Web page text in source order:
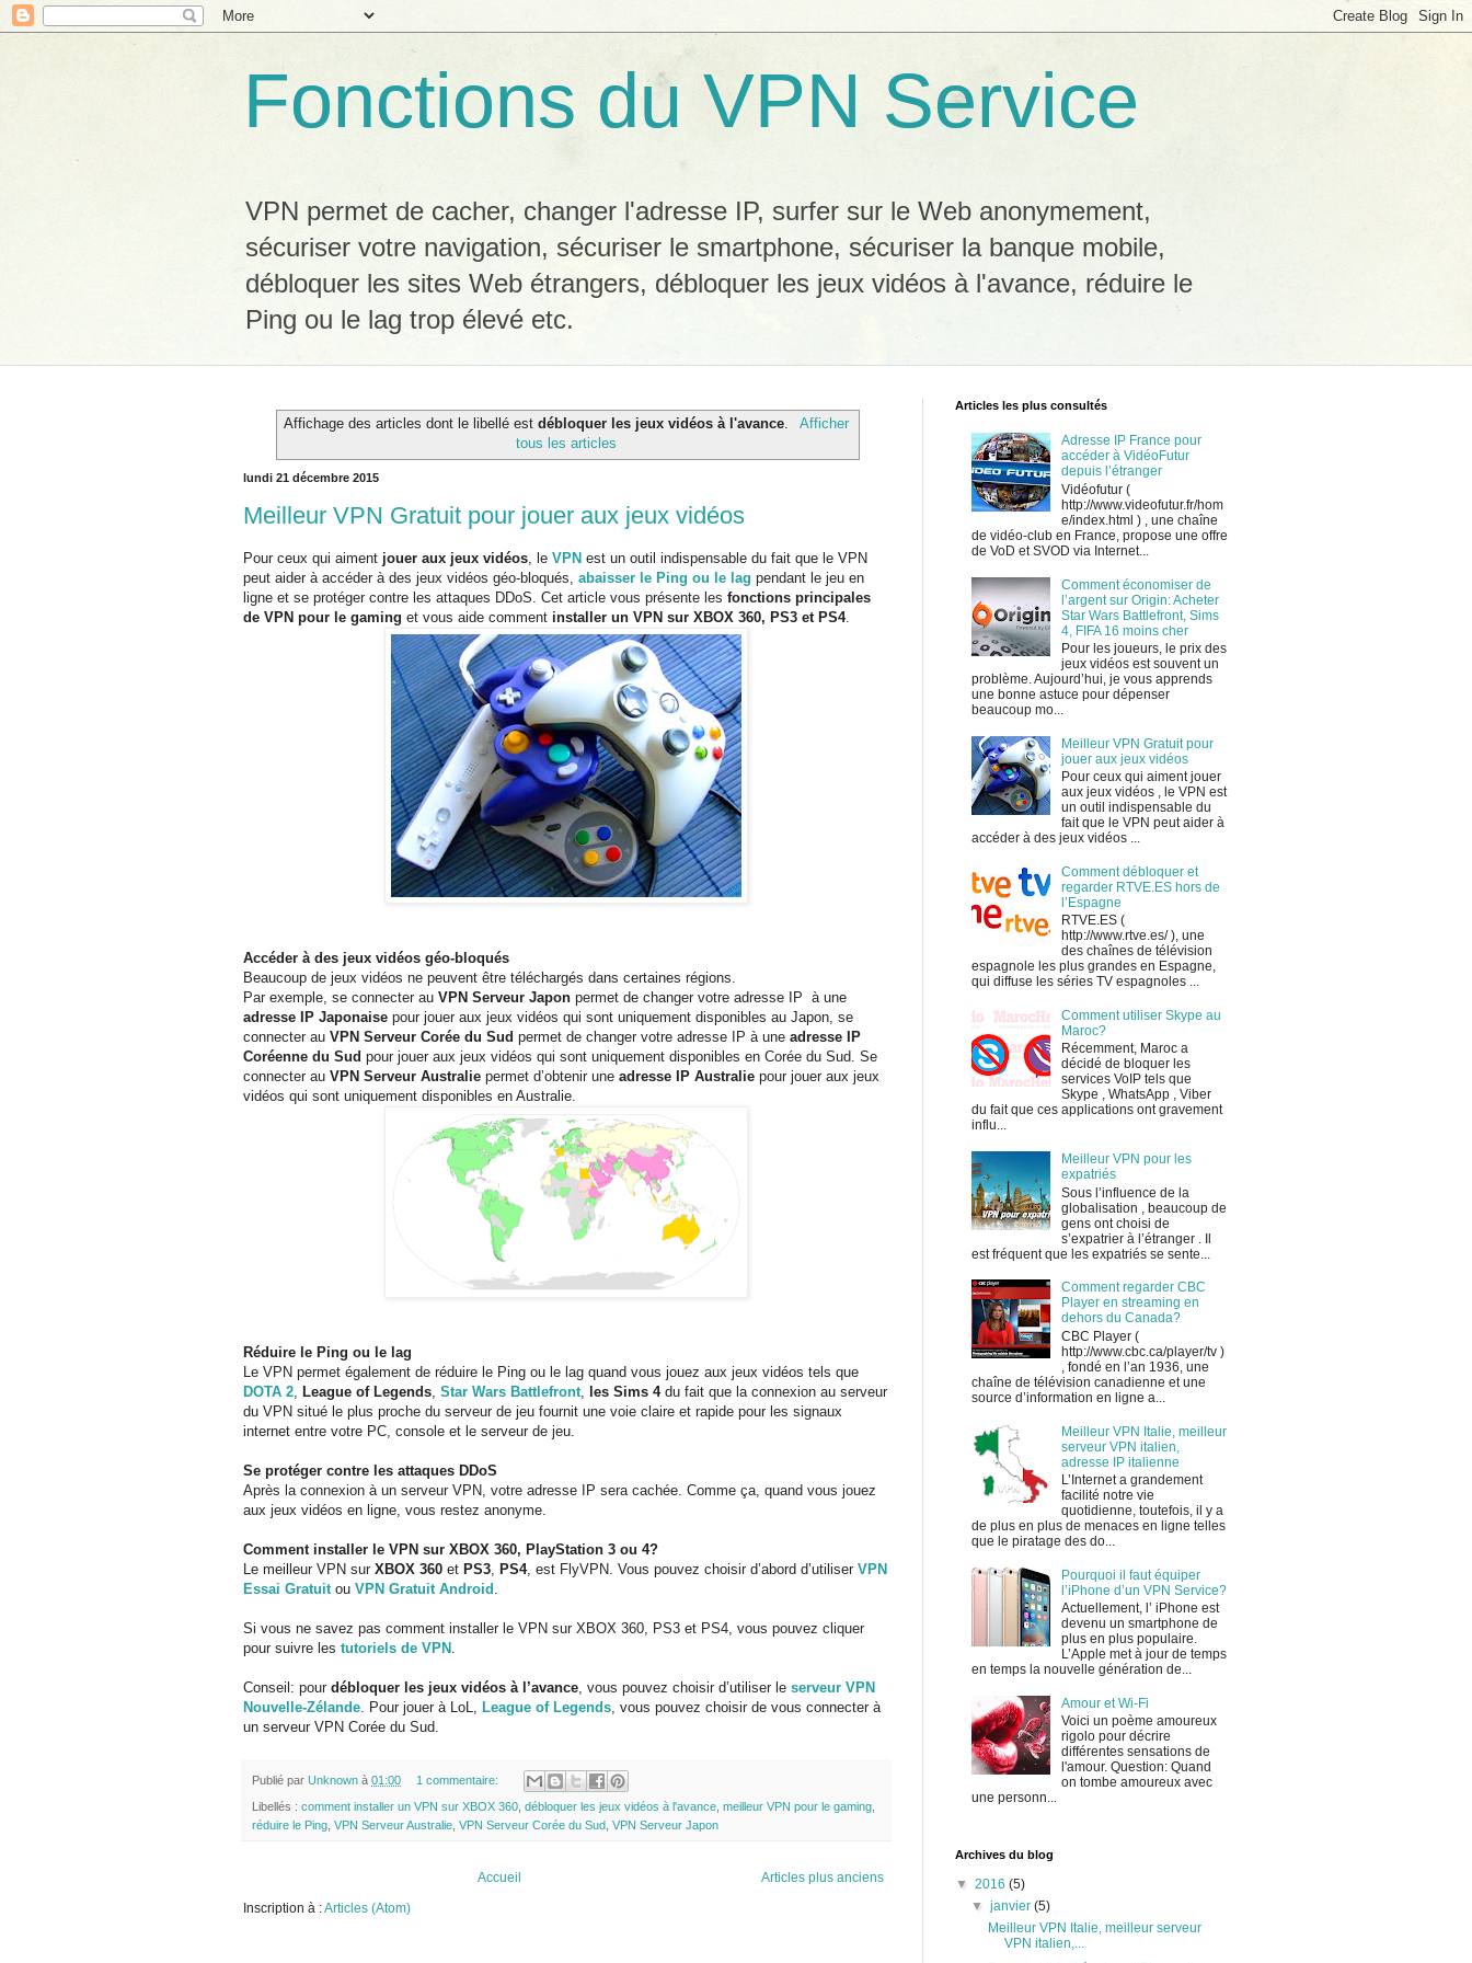
Fonctions du VPN Service
VPN permet de cacher, changer l'adresse IP, surfer sur le Web anonymement,
sécuriser votre navigation, sécuriser le smartphone, sécuriser la banque mobile,
débloquer les sites Web étrangers, débloquer les jeux vidéos à l'avance, réduire le
Ping ou le lag trop élevé etc.
Affichage des articles dont le libellé estdébloquer les jeux vidéos à l'avance
Afficher
tous les articles
lundi 21 décembre 2015
Meilleur VPN Gratuit pour jouer aux jeux vidéos
Pour ceux qui aiment jouer aux jeux vidéos , le VPN est un outil indispensable du fait que le VPN
peut aider à accéder à des jeux vidéos géo-bloqués, abaisser le Ping ou le lag pendant le jeu en
ligne et se protéger contre les attaques DDoS. Cet article vous présente les fonctions principales
de VPN pour le gaming et vous aide comment installer un VPN sur XBOX 360, PS3 et PS4.
Accéder à des jeux vidéos géo-bloqués
Beaucoup de jeux vidéos ne peuvent être téléchargés dans certaines régions.
Par exemple, se connecter au VPN Serveur Japon permet de changer votre adresse IP à une
adresse IP Japonaise pour jouer aux jeux vidéos qui sont uniquement disponibles au Japon, se
connecter au VPN Serveur Corée du Sud permet de changer votre adresse IP à une adresse IP
Coréenne du Sud pour jouer aux jeux vidéos qui sont uniquement disponibles en Corée du Sud. Se
connecter au VPN Serveur Australie permet d’obtenir une adresse IP Australie pour jouer aux jeux
vidéos qui sont uniquement disponibles en Australie.
Réduire le Ping ou le lag
Le VPN permet également de réduire le Ping ou le lag quand vous jouez aux jeux vidéos tels que
DOTA 2 League of Legends Star Wars Battlefront les Sims 4du fait que la connexion au serveur
du VPN situé le plus proche du serveur de jeu fournit une voie claire et rapide pour les signaux
internet entre votre PC, console et le serveur de jeu.
Se protéger contre les attaques DDoS
Après la connexion à un serveur VPN, votre adresse IP sera cachée. Comme ça, quand vous jouez
aux jeux vidéos en ligne, vous restez anonyme.
Comment installer le VPN sur XBOX 360, PlayStation 3 ou 4?
Le meilleur VPN sur XBOX 360 et PS3 PS4, est FlyVPN. Vous pouvez choisir d’abord d’utiliser VPN
Essai Gratuit ou VPN Gratuit Android
Si vous ne savez pas comment installer le VPN sur XBOX 360, PS3 et PS4, vous pouvez cliquer
pour suivre les tutoriels de VPN
Conseil: pour débloquer les jeux vidéos à l’avance , vous pouvez choisir d’utiliser le serveur VPN
Nouvelle-Zélande . Pour jouer à LoL, League of Legends , vous pouvez choisir de vous connecter à
un serveur VPN Corée du Sud.
Publié par Unknown à 01:00 1 commentaire:
Libellés : comment installer un VPN sur XBOX 360 débloquer les jeux vidéos à l'avance meilleur VPN pour le gaming
réduire le Ping VPN Serveur Australie VPN Serveur Corée du Sud VPN Serveur Japon
Articles plus anciens
Accueil
Inscription à :Articles (Atom)
Articles les plus consultés
Adresse IP France pour
accéder à VidéoFutur
depuis l’étranger
Vidéofutur (
http://www.videofutur.fr/hom
e/index.html ) , une chaîne
de vidéo-club en France, propose une offre
de VoD et SVOD via Internet...
Comment économiser de
l’argent sur Origin: Acheter
Star Wars Battlefront, Sims
4, FIFA 16 moins cher
Pour les joueurs, le prix des
jeux vidéos est souvent un
problème. Aujourd’hui, je vous apprends
une bonne astuce pour dépenser
beaucoup mo...
Meilleur VPN Gratuit pour
jouer aux jeux vidéos
Pour ceux qui aiment jouer
aux jeux vidéos , le VPN est
un outil indispensable du
fait que le VPN peut aider à
accéder à des jeux vidéos ...
Comment débloquer et
regarder RTVE.ES hors de
l’Espagne
RTVE.ES (
http://www.rtve.es/ ), une
des chaînes de télévision
espagnole les plus grandes en Espagne,
qui diffuse les séries TV espagnoles ...
Comment utiliser Skype au
Maroc?
Récemment, Maroc a
décidé de bloquer les
services VoIP tels que
Skype , WhatsApp , Viber
du fait que ces applications ont gravement
influ...
Meilleur VPN pour les
expatriés
Sous l’influence de la
globalisation , beaucoup de
gens ont choisi de
s’expatrier à l’étranger . Il
est fréquent que les expatriés se sente...
Comment regarder CBC
Player en streaming en
dehors du Canada?
CBC Player (
http://www.cbc.ca/player/tv )
, fondé en l’an 1936, une
chaîne de télévision canadienne et une
source d’information en ligne a...
Meilleur VPN Italie, meilleur
serveur VPN italien,
adresse IP italienne
L’Internet a grandement
facilité notre vie
quotidienne, toutefois, il y a
de plus en plus de menaces en ligne telles
que le piratage des do...
Pourquoi il faut équiper
l’iPhone d’un VPN Service?
Actuellement, l’ iPhone est
devenu un smartphone de
plus en plus populaire.
L’Apple met à jour de temps
en temps la nouvelle génération de...
Amour et Wi-Fi
Voici un poème amoureux
rigolo pour décrire
différentes sensations de
l'amour. Question: Quand
on tombe amoureux avec
une personn...
Archives du blog
▼ 2016 (5)
▼janvier(5)
Meilleur VPN Italie, meilleur serveur
VPN italien,...